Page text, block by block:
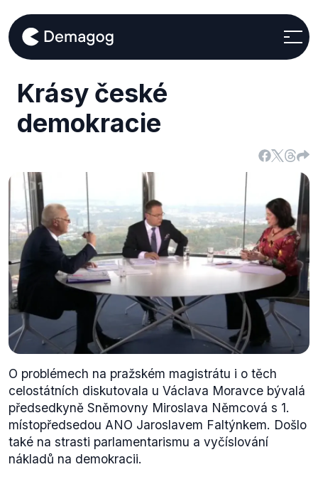
Krásy české
demokracie
O problémech na pražském magistrátu i o těch
celostátních diskutovala u Václava Moravce bývalá
předsedkyně Sněmovny Miroslava Němcová s 1.
místopředsedou ANO Jaroslavem Faltýnkem. Došlo
také na strasti parlamentarismu a vyčíslování
nákladů na demokracii.